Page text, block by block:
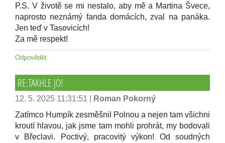
P.S. V životě se mi nestalo, aby mě a Martina Švece,
naprosto neznámý fanda domácích, zval na panáka.
Jen teď v Tasovicích!
Za mě respekt!
Odpovědět
RE:TAKHLE JO!
12. 5. 2025 11:31:51
Roman Pokorný
Zatímco Humpík zesměšnil Polnou a nejen tam všichni
kroutí hlavou, jak jsme tam mohli prohrát, my bodovali
v Břeclavi. Poctivý, pracovitý výkon! Od soudných